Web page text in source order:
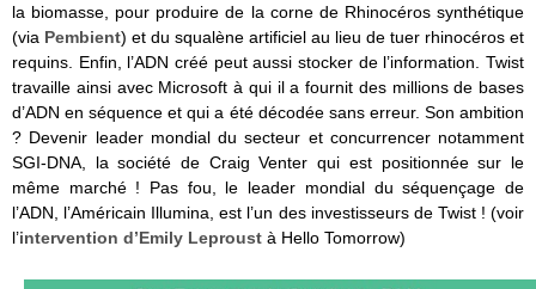
la biomasse, pour produire de la corne de Rhinocéros synthétique
(via Pembient) et du squalène artificiel au lieu de tuer rhinocéros et
requins. Enfin, l’ADN créé peut aussi stocker de l’information. Twist
travaille ainsi avec Microsoft à qui il a fournit des millions de bases
d’ADN en séquence et qui a été décodée sans erreur. Son ambition
? Devenir leader mondial du secteur et concurrencer notamment
SGI-DNA, la société de Craig Venter qui est positionnée sur le
même marché ! Pas fou, le leader mondial du séquençage de
l’ADN, l’Américain Illumina, est l’un des investisseurs de Twist ! (voir
l’intervention d’Emily Leproust à Hello Tomorrow)